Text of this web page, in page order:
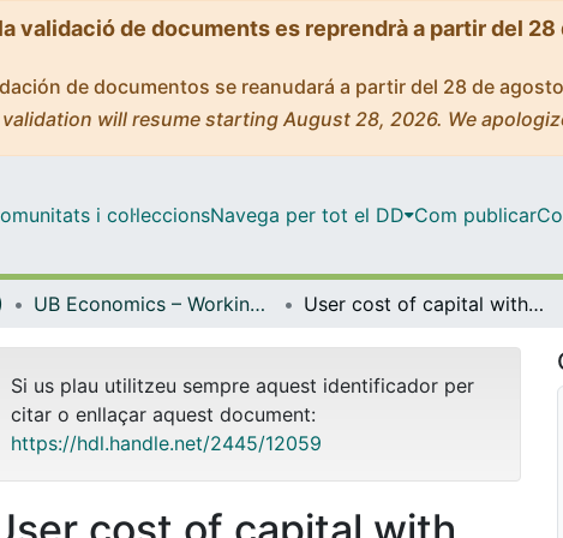
validació de documents es reprendrà a partir del
de documentos se reanudará a partir del 28 de
will resume starting August 28, 2026. We
i col·leccionsNavega per tot el DD Com publicar
UB Economics – Working Papers [ERE] User cost of capital with delayed investment grants
Si us plau utilitzeu sempre aquest identificador per
citar o enllaçar aquest document:
https://hdl.handle.net/2445/12059